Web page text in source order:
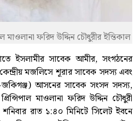
মাওলানা ফরিদ উদ্দিন চৌধুরীর ইন্তিকাল
ইসলামীর সাবেক আমীর, সংগঠনের
মজলিসে শূরার সাবেক সদস্য এবং
জকিগঞ্জ) আসনের সাবেক সংসদ সদস্য,
মাওলানা ফরিদ উদ্দিন চৌধুরী
রাত ১:৪০ মিনিটে সিলেট ইবনে